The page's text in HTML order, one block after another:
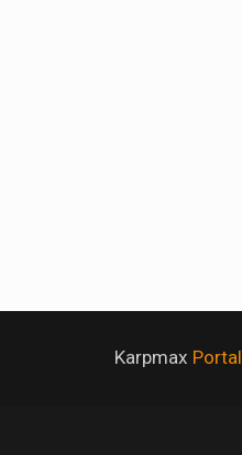
Karpmax Portal